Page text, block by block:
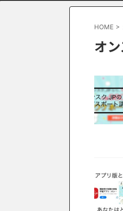
HOME >
オ